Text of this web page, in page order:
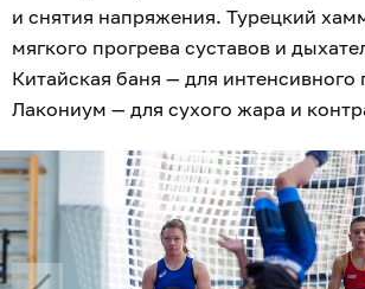
и снятия напряжения. Турецкий
мягкого прогрева суставов и
Китайская баня — для интенсивного
Лакониум — для сухого жара и